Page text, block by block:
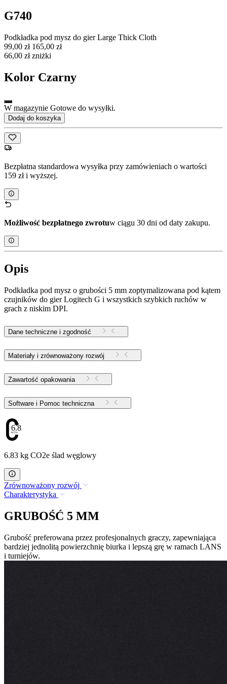
G740
Podkładka pod mysz do gier Large Thick Cloth
99,00 zł 165,00 zł
66,00 zł zniżki
Kolor Czarny
W magazynie Gotowe do wysyłki.
Dodaj do koszyka
Bezpłatna standardowa wysyłka przy zamówieniach o wartości
159 zł i wyższej.
Możliwość bezpłatnego zwrotuw ciągu 30 dni od daty zakupu.
Opis
Podkładka pod mysz o grubości 5 mm zoptymalizowana pod kątem
czujników do gier Logitech G i wszystkich szybkich ruchów w
grach z niskim DPI.
Dane techniczne i zgodność
Materiały i zrównoważony rozwój
Zawartość opakowania
Software i Pomoc techniczna
6.83
6.83 kg CO2e ślad węglowy
Zrównoważony rozwój
Charakterystyka
GRUBOŚĆ 5 MM
Grubość preferowana przez profesjonalnych graczy, zapewniająca
bardziej jednolitą powierzchnię biurka i lepszą grę w ramach LANS
i turniejów.